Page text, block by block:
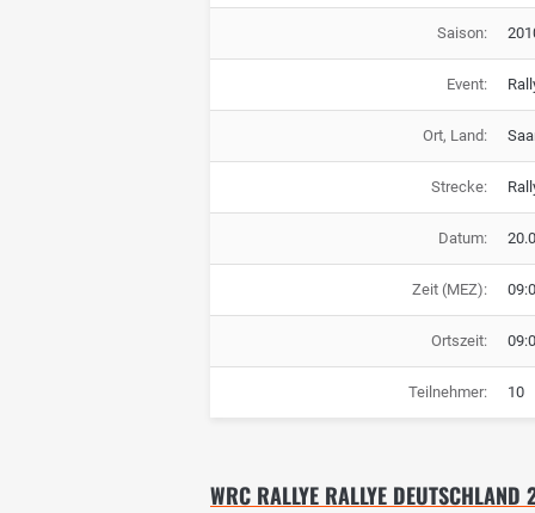
Saison:
Event:
Ort, Land:
Strecke:
Datum:
Zeit (MEZ):
Ortszeit:
Teilnehmer: 10
WRC RALLYE RALLYE DEUTSCHLAND